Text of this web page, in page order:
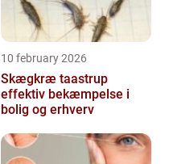
10 february 2026
Skægkræ taastrup
effektiv bekæmpelse i
bolig og erhverv